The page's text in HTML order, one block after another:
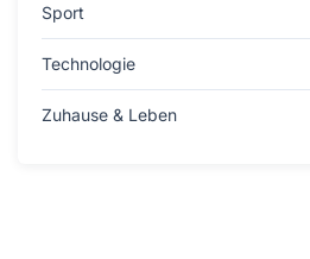
Sport
Technologie
Zuhause & Leben